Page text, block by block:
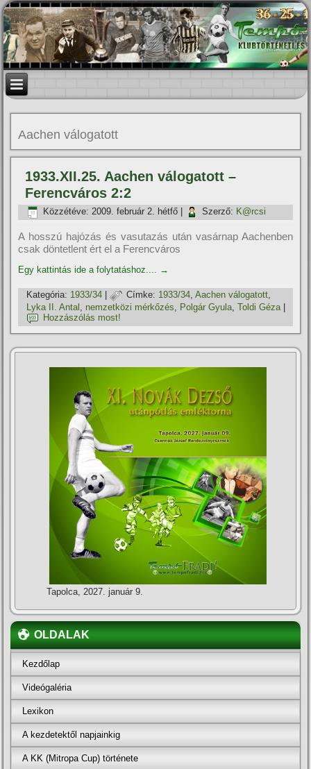
Aachen válogatott
1933.XII.25. Aachen válogatott –
Ferencváros 2:2
Közzétéve: 2009. február 2. hétfő Szerző: K@rcsi
A hosszú hajózás és vasutazás után vasárnap Aachenben
csak döntetlent ért el a Ferencváros
Egy kattintás ide a folytatáshoz.... →
Kategória: 1933/34 | Címke: 1933/34,Aachen válogatott,
Lyka II. Antal , nemzetközi mérkőzés, Polgár Gyula,Toldi Géza|
Hozzászólás most!
Tapolca, 2027. január 9.
OLDALAK
Kezdőlap
Videógaléria
Lexikon
A kezdetektől napjainkig
A KK (Mitropa Cup) története